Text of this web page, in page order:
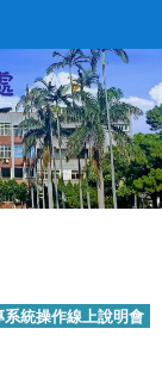
系統操作線上說明會